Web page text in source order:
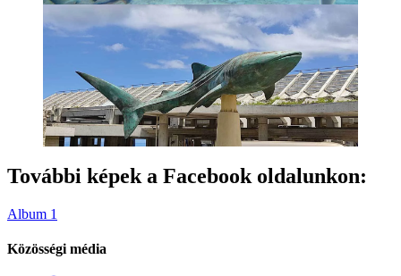
További képek a Facebook oldalunkon:
Album 1
Közösségi média